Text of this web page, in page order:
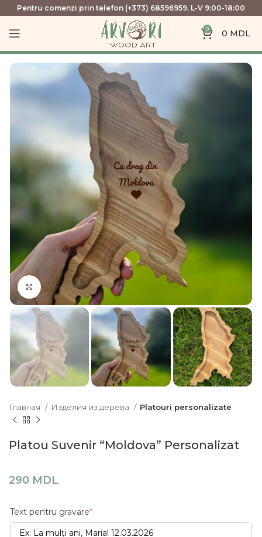
Pentru comenzi prin telefon (+373) 68596959, L-V 9:00-18:00
0 0 MDL
Click to enlarge
Главная Изделия из дерева Platouri personalizate
Platou Suvenir “Moldova” Personalizat
290 MDL
Text pentru gravare*